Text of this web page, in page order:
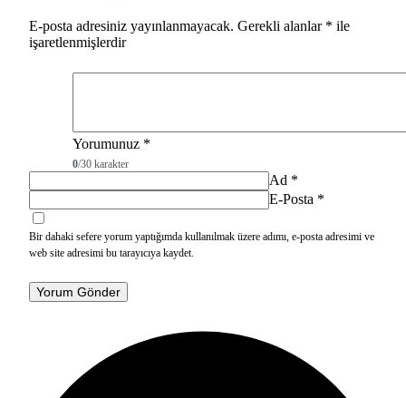
E-posta adresiniz yayınlanmayacak. Gerekli alanlar * ile
işaretlenmişlerdir
Yorumunuz *
0/30 karakter
Ad *
E-Posta *
Bir dahaki sefere yorum yaptığımda kullanılmak üzere adımı, e-posta adresimi ve
web site adresimi bu tarayıcıya kaydet.
Yorum Gönder